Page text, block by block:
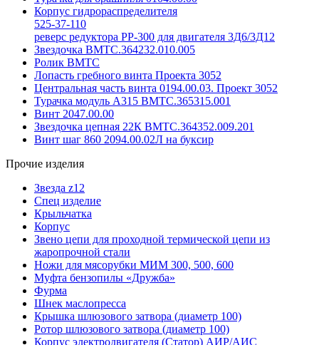
Корпус гидрораспределителя
525-37-110
реверс редуктора РР-300 для двигателя 3Д6/3Д12
Звездочка ВМТС.364232.010.005
Ролик ВМТС
Лопасть гребного винта Проекта 3052
Центральная часть винта 0194.00.03. Проект 3052
Турачка модуль А315 ВМТС.365315.001
Винт 2047.00.00
Звездочка цепная 22К ВМТС.364352.009.201
Винт шаг 860 2094.00.02Л на буксир
Прочие изделия
Звезда z12
Спец изделие
Крыльчатка
Корпус
Звено цепи для проходной термической цепи из
жаропрочной стали
Ножи для мясорубки МИМ 300, 500, 600
Муфта бензопилы «Дружба»
Фурма
Шнек маслопресса
Крышка шлюзового затвора (диаметр 100)
Ротор шлюзового затвора (диаметр 100)
Корпус электродвигателя (Статор) АИР/АИС